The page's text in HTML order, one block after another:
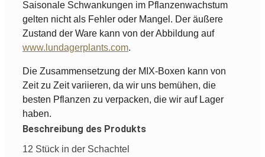
Saisonale Schwankungen im Pflanzenwachstum
gelten nicht als Fehler oder Mangel. Der äußere
Zustand der Ware kann von der Abbildung auf
www.lundagerplants.com.
Die Zusammensetzung der MIX-Boxen kann von
Zeit zu Zeit variieren, da wir uns bemühen, die
besten Pflanzen zu verpacken, die wir auf Lager
haben.
Beschreibung des Produkts
12 Stück in der Schachtel